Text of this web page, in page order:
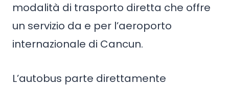
modalità di trasporto diretta che offre
un servizio da e per l’aeroporto
internazionale di Cancun.
L’autobus parte direttamente